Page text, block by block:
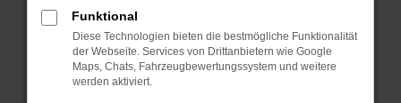
Manche Erweiterungen, wie Werbeblocker,
können das Laden bestimmter Seiten
verhindern. Funktioniert die Seite in einem
anderen Browser oder in einem privaten
Fenster?
Funktional
Diese Technologien bieten die bestmögliche Funktionalität
der Webseite. Services von Drittanbietern wie Google
Maps, Chats, Fahrzeugbewertungssystem und weitere
werden aktiviert.